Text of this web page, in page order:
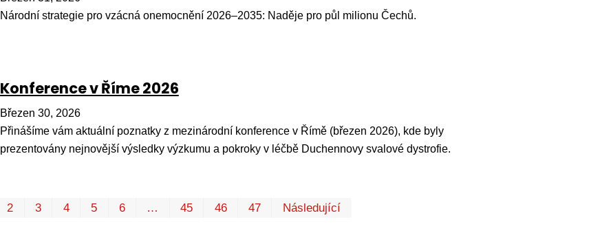
Národní strategie pro vzácná onemocnění 2026–2035: Naděje pro půl milionu Čechů.
Konference v Říme 2026
Březen 30, 2026
Přinášíme vám aktuální poznatky z mezinárodní konference v Římě (březen 2026), kde byly
prezentovány nejnovější výsledky výzkumu a pokroky v léčbě Duchennovy svalové dystrofie.
2 3 4 5 6 … 45 46 47 Následující